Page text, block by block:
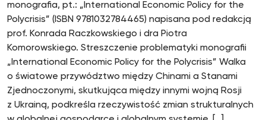
monografia, pt.: „International Economic Policy for the
Polycrisis” (ISBN 9781032784465) napisana pod redakcją
prof. Konrada Raczkowskiego i dra Piotra
Komorowskiego. Streszczenie problematyki monografii
„International Economic Policy for the Polycrisis” Walka
o światowe przywództwo między Chinami a Stanami
Zjednoczonymi, skutkująca między innymi wojną Rosji
z Ukrainą, podkreśla rzeczywistość zmian strukturalnych